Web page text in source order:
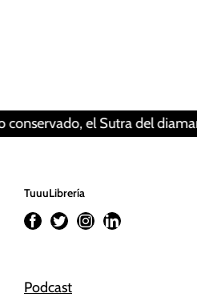
Sutra del diamante, es
TuuuLibrería
Podcast